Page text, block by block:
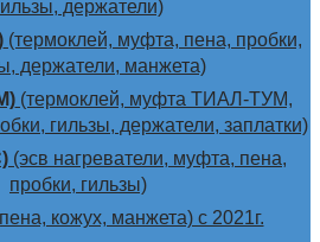
держатели)
(термоклей, муфта, пена, пробки,
держатели, манжета)
(термоклей, муфта ТИАЛ-ТУМ,
гильзы, держатели, заплатки)
(эсв нагреватели, муфта, пена,
пробки, гильзы)
кожух, манжета) с 2021г.